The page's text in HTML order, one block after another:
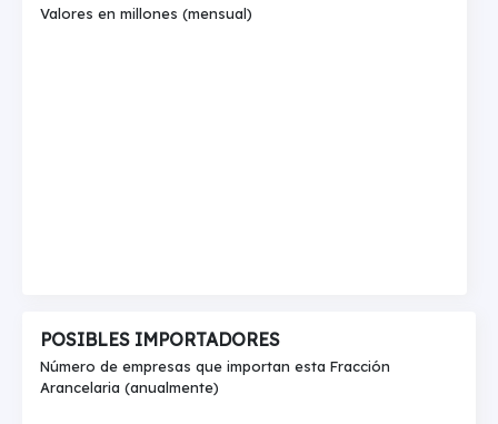
Valores en millones (mensual)
POSIBLES IMPORTADORES
Número de empresas que importan esta Fracción
Arancelaria (anualmente)